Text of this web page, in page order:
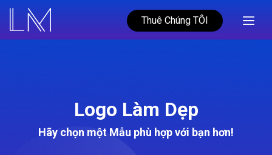
Thuê Chúng TÔI
Logo Làm Dẹp
Hãy chọn một Mẫu phù hợp với bạn hơn!